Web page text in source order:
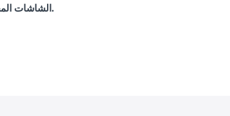
الشاشات المختلفة لضمان وضوحها.